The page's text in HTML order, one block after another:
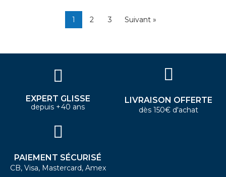
1 2 3 Suivant »
EXPERT GLISSE
depuis +40 ans
LIVRAISON OFFERTE
dès 150€ d'achat
PAIEMENT SÉCURISÉ
CB, Visa, Mastercard, Amex